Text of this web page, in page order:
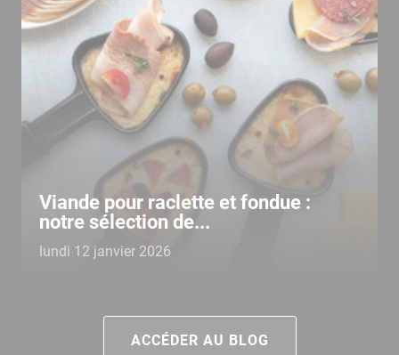
Viande pour raclette et fondue :
notre sélection de...
lundi 12 janvier 2026
ACCÉDER AU BLOG